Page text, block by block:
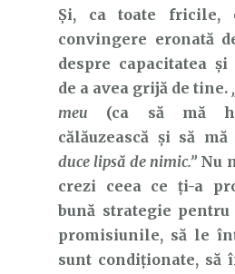
Și, ca toate fricile,
convingere eronată
despre capacitatea
de a avea grijă de tine.
meu (ca să mă
călăuzească și să mă
duce lipsă de nimic.”Nu
crezi ceea ce ți-a
bună strategie
promisiunile, să le
sunt condiționate, să